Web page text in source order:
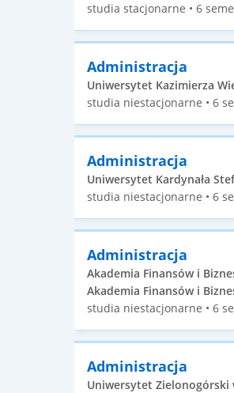
studia stacjonarne • 6
Administracja
Uniwersytet Kazimierza
studia niestacjonarne • 6
Administracja
Uniwersytet Kardynała
studia niestacjonarne • 6
Administracja
Akademia Finansów i
Akademia Finansów i
studia niestacjonarne • 6
Administracja
Uniwersytet Zielonogórski